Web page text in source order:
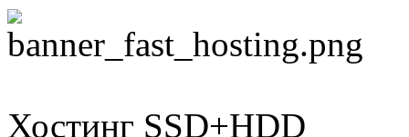
Хостинг SSD+HDD